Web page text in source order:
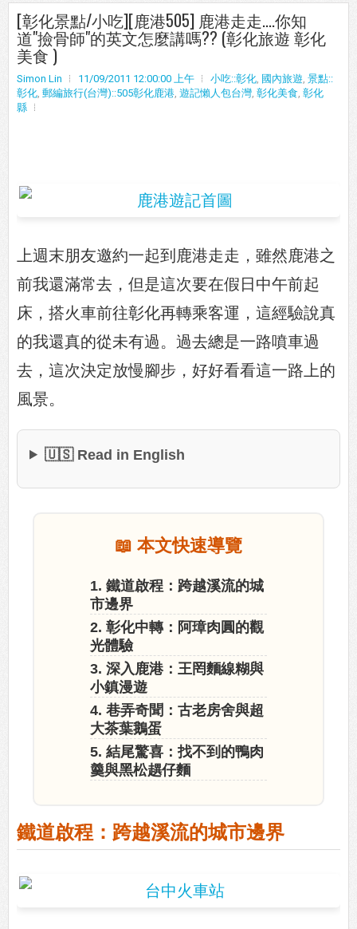
[彰化景點/小吃][鹿港505] 鹿港走走....你知
道"撿骨師"的英文怎麼講嗎?? (彰化旅遊 彰化
美食 )
Simon Lin 11/09/2011 12:00:00 上午 小吃::彰化 國內旅遊 景點::
彰化 郵編旅行(台灣)::505彰化鹿港 遊記懶人包台灣 彰化美食 彰化
縣
上週末朋友邀約一起到鹿港走走，雖然鹿港之
前我還滿常去，但是這次要在假日中午前起
床，搭火車前往彰化再轉乘客運，這經驗說真
的我還真的從未有過。過去總是一路噴車過
去，這次決定放慢腳步，好好看看這一路上的
風景。
🇺🇸 Read in English
📖 本文快速導覽
1. 鐵道啟程：跨越溪流的城
市邊界
2. 彰化中轉：阿璋肉圓的觀
光體驗
3. 深入鹿港：王罔麵線糊與
小鎮漫遊
4. 巷弄奇聞：古老房舍與超
大茶葉鵝蛋
5. 結尾驚喜：找不到的鴨肉
羹與黑松趩仔麵
鐵道啟程：跨越溪流的城市邊界